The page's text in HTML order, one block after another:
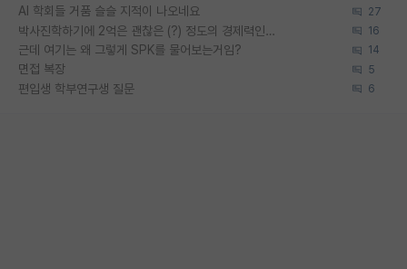
AI 학회들 거품 슬슬 지적이 나오네요 27
박사진학하기에 2억은 괜찮은 (?) 정도의 경제력인가요 16
근데 여기는 왜 그렇게 SPK를 물어보는거임? 14
면접 복장 5
편입생 학부연구생 질문 6